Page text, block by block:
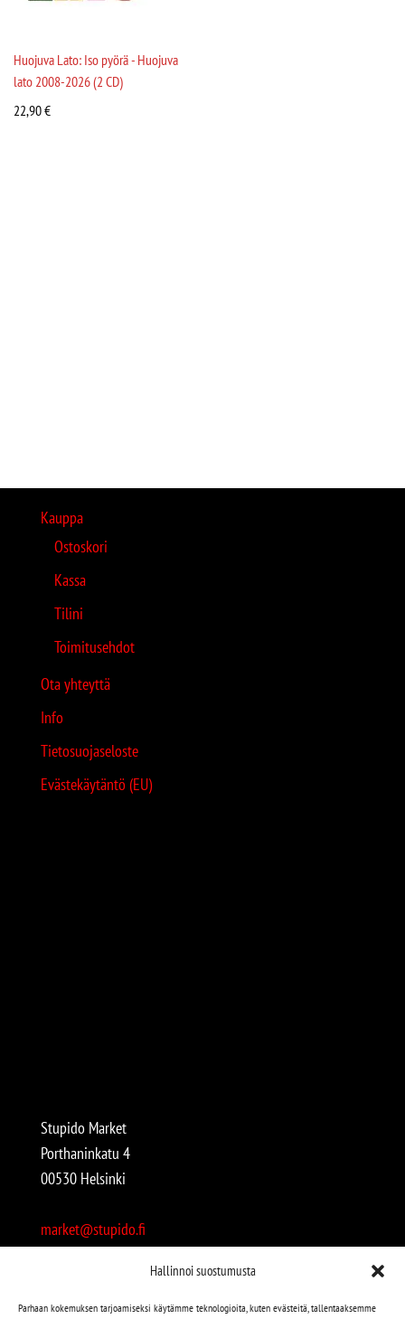
Hallinnoi suostumusta
Parhaan kokemuksen tarjoamiseksi käytämme teknologioita, kuten evästeitä, tallentaaksemme
Huojuva Lato: Iso pyörä - Huojuva
lato 2008-2026 (2 CD)
22,90€
Kauppa
Ostoskori
Kassa
Tilini
Toimitusehdot
Ota yhteyttä
Info
Tietosuojaseloste
Evästekäytäntö (EU)
Stupido Market
Porthaninkatu 4
00530 Helsinki
market@stupido.fi
Avoinna: